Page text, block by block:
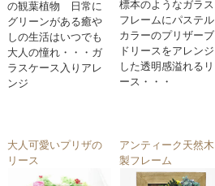
の観葉植物 日常に
グリーンがある癒や
しの生活はいつでも
大人の憧れ・・・ガ
ラスケース入りアレ
ンジ
標本のようなガラス
フレームにパステル
カラーのプリザーブ
ドリースをアレンジ
した透明感溢れるリ
ース・・・
大人可愛いプリザの
リース
アンティーク天然木
製フレーム